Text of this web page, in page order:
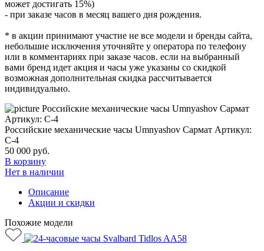
может достигать 15%)
- при заказе часов в месяц вашего дня рождения.
* в акции принимают участие не все модели и бренды сайта,
небольшие исключения уточняйте у оператора по телефону
или в комментариях при заказе часов. если на выбранный
вами бренд идет акция и часы уже указаны со скидкой
возможная дополнительная скидка рассчитывается
индивидуально.
Российские механические часы Umnyashov Сармат Артикул:
С-4
50 000 руб.
В корзину
Нет в наличии
Описание
Акции и скидки
Похожие модели